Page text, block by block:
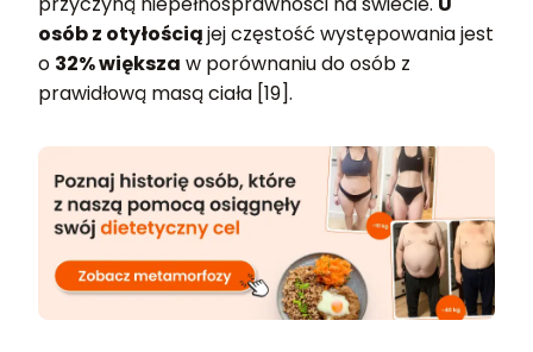
osób z otyłościąjej częstość występowania jest
o 32% większa w porównaniu do osób z
prawidłową masą ciała [19].